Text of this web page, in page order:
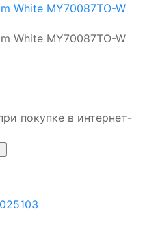
White MY70087TO-W
White MY70087TO-W
покупке в интернет-